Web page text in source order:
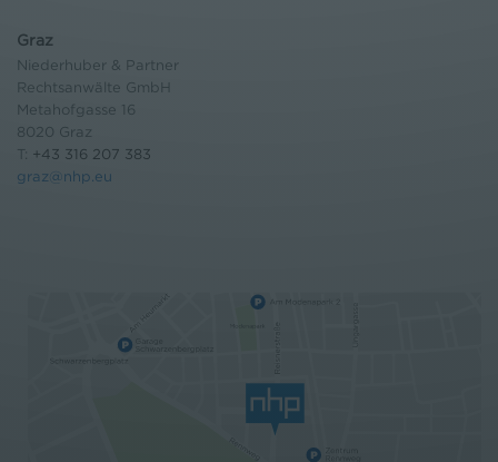
Graz
Niederhuber & Partner
Rechtsanwälte GmbH
Metahofgasse 16
8020 Graz
T: +43 316 207 383
graz@nhp.eu